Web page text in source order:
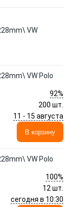
VW
VW Polo
92%
200 шт.
11 - 15 августа
В корзину
VW Polo
100%
12 шт.
сегодня в 10:30